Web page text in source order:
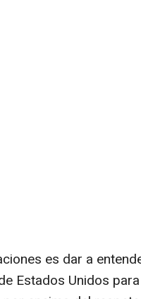
es dar a
Estados Unidos para